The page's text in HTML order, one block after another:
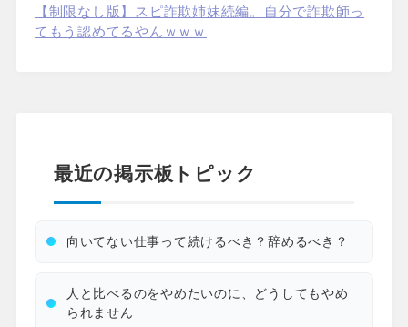
【制限なし版】スピ詐欺姉妹続編。自分で詐欺師っ
てもう認めてるやんｗｗｗ
最近の掲示板トピック
向いてない仕事って続けるべき？辞めるべき？
人と比べるのをやめたいのに、どうしてもやめ
られません